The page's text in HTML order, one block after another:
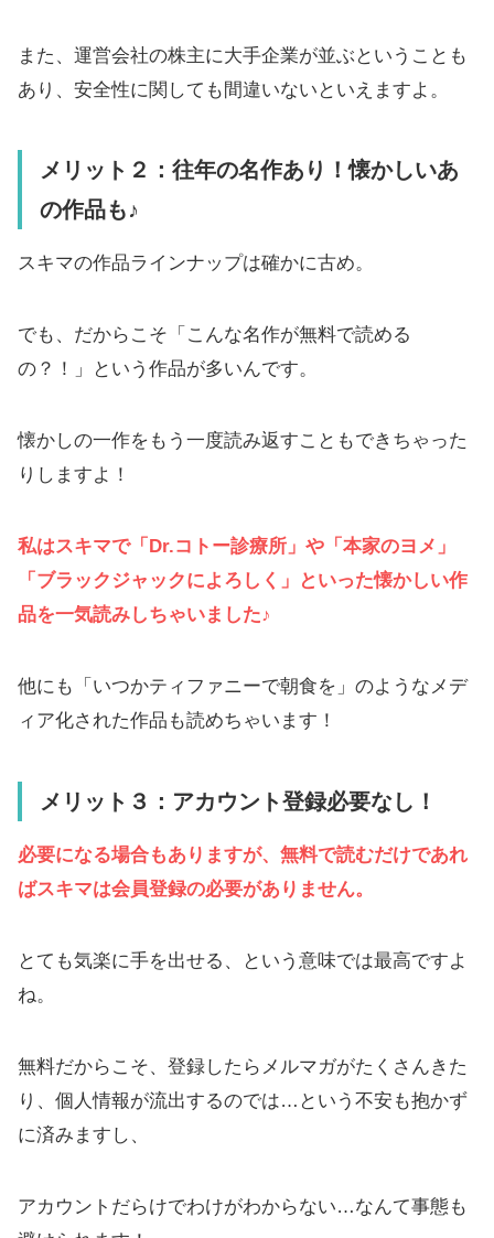
また、運営会社の株主に大手企業が並ぶということも
あり、安全性に関しても間違いないといえますよ。
メリット２：往年の名作あり！懐かしいあ
の作品も♪
スキマの作品ラインナップは確かに古め。
でも、だからこそ「こんな名作が無料で読める
の？！」という作品が多いんです。
懐かしの一作をもう一度読み返すこともできちゃった
りしますよ！
私はスキマで「Dr.コトー診療所」や「本家のヨメ」
「ブラックジャックによろしく」といった懐かしい作
品を一気読みしちゃいました♪
他にも「いつかティファニーで朝食を」のようなメデ
ィア化された作品も読めちゃいます！
メリット３：アカウント登録必要なし！
必要になる場合もありますが、無料で読むだけであれ
ばスキマは会員登録の必要がありません。
とても気楽に手を出せる、という意味では最高ですよ
ね。
無料だからこそ、登録したらメルマガがたくさんきた
り、個人情報が流出するのでは…という不安も抱かず
に済みますし、
アカウントだらけでわけがわからない…なんて事態も